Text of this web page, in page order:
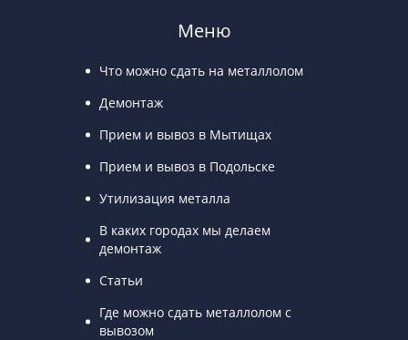
Меню
Что можно сдать на металлолом
Демонтаж
Прием и вывоз в Мытищах
Прием и вывоз в Подольске
Утилизация металла
В каких городах мы делаем
демонтаж
Статьи
Где можно сдать металлолом с
вывозом